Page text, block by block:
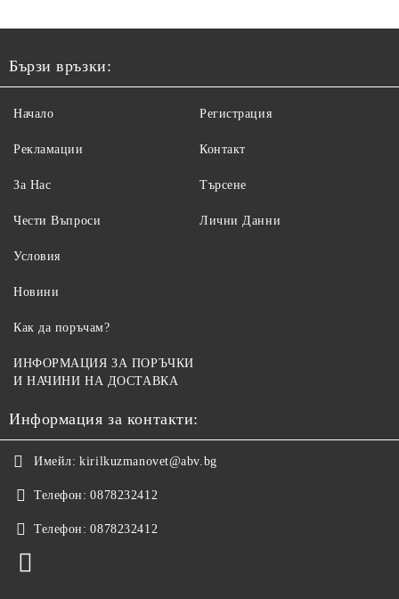
Бързи връзки:
Начало
Рекламации
За Нас
Чести Въпроси
Регистрация
Контакт
Търсене
Лични Данни
Условия
Новини
Как да поръчам?
ИНФОРМАЦИЯ ЗА ПОРЪЧКИ
И НАЧИНИ НА ДОСТАВКА
Информация за контакти:
Имейл: kirilkuzmanovet@abv.bg
Телефон: 0878232412
Телефон: 0878232412